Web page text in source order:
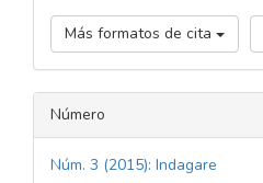
Más formatos de cita
Número
Núm. 3 (2015): Indagare